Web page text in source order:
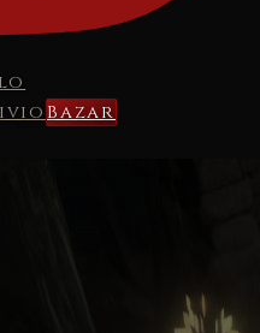
Bazar